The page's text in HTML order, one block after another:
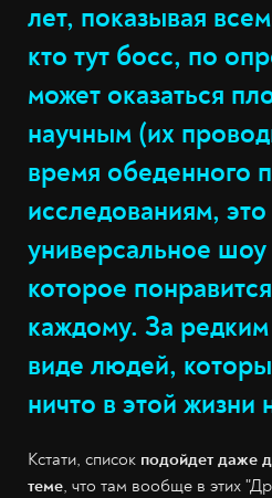
лет, показывая
кто тут босс, по
может оказаться
научным (их
время обеденного
исследованиям,
универсальное шоу
которое
каждому. За
виде людей,
ничто в этой жизни
Кстати, список подойдет даже
теме, что там вообще в этих